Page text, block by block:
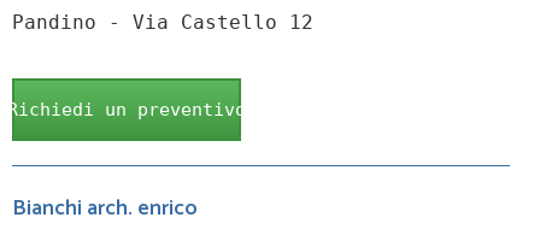
Pandino - Via Castello 12
Richiedi un preventivo
Bianchi arch. enrico